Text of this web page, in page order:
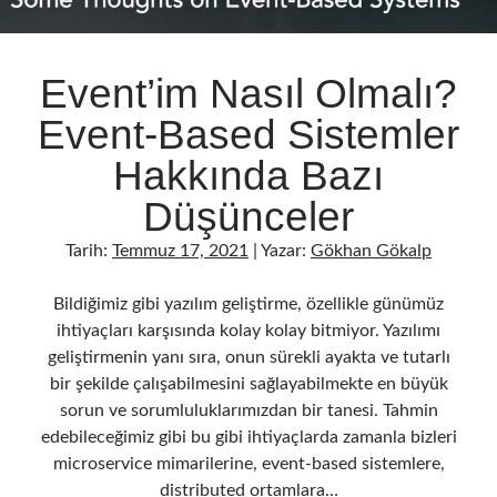
Event’im Nasıl Olmalı?
Event-Based Sistemler
Hakkında Bazı
Düşünceler
Tarih: Temmuz 17, 2021 | Yazar: Gökhan Gökalp
Bildiğimiz gibi yazılım geliştirme, özellikle günümüz
ihtiyaçları karşısında kolay kolay bitmiyor. Yazılımı
geliştirmenin yanı sıra, onun sürekli ayakta ve tutarlı
bir şekilde çalışabilmesini sağlayabilmekte en büyük
sorun ve sorumluluklarımızdan bir tanesi. Tahmin
edebileceğimiz gibi bu gibi ihtiyaçlarda zamanla bizleri
microservice mimarilerine, event-based sistemlere,
distributed ortamlara…